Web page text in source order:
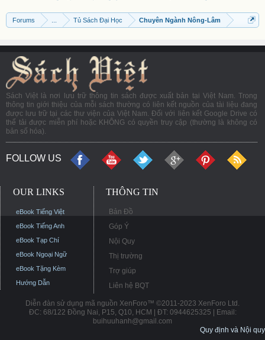
Forums Tủ Sách Đại Học Chuyên Ngành Nông-Lâm
Sách Việt là nơi lưu trữ thông tin sách được xuất bản tại Việt Nam. Trong
thông tin giới thiệu của mỗi sách thường có liên kết nguồn của tài liệu đang
được lưu trữ tại các thư viện của Việt Nam. Đối với liên kết Google Drive có
thể tải được miễn phí hoặc KHÔNG có quyền truy cập (thường là không có
bản số hóa).
FOLLOW US
OUR LINKS
eBook Tiếng Việt
eBook Tiếng Anh
eBook Tạp Chí
eBook Ngoại Ngữ
eBook Tặng Kèm
Hướng Dẫn
THÔNG TIN
Bản Đồ
Góp Ý
Nội Quy
Thị trường
Trợ giúp
Liên hệ BQT
Diễn đàn sử dụng mã nguồn XenForo™ ©2011-2023 XenForo Ltd.
ĐC: 68/122 Đồng Nai, P15, Q10, HCM | ĐT: 0944625325 | Email:
buihuuhanh@gmail.com
Quy định và Nội quy